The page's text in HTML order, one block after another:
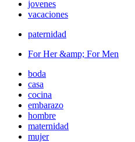
jovenes
vacaciones
paternidad
For Her &amp; For Men
boda
casa
cocina
embarazo
hombre
maternidad
mujer